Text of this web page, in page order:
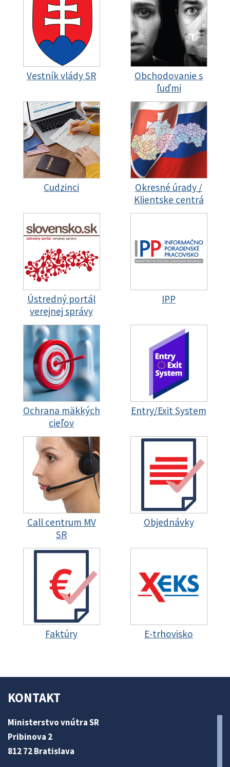
Vestník vlády SR
Obchodovanie s
ľuďmi
Cudzinci
Okresné úrady /
Klientske centrá
Ústredný portál
verejnej správy
IPP
Ochrana mäkkých
cieľov
Entry/Exit System
Call centrum MV
SR
Objednávky
Faktúry E-trhovisko
KONTAKT
Ministerstvo vnútra SR
Pribinova 2
812 72 Bratislava